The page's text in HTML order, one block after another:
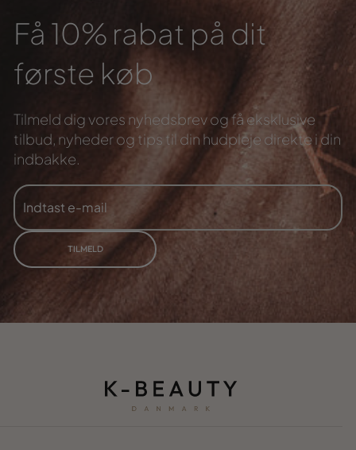
Få 10% rabat på dit
første køb
Tilmeld dig vores nyhedsbrev og få eksklusive
tilbud, nyheder og tips til din hudpleje direkte i din
indbakke.
INDTAST
E-
MAIL
TILMELD
TILMELD